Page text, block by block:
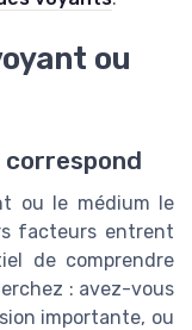
ou
correspond
ou le médium le
facteurs entrent
de comprendre
: avez-vous
importante, ou